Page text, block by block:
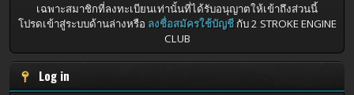
เฉพาะสมาชิกที่ลงทะเบียนเท่านั้นที่ได้รับอนุญาตให้เข้าถึงส่วนนี้
โปรดเข้าสู่ระบบด้านล่างหรือ ลงชื่อสมัครใช้บัญชีกับ 2 STROKE ENGINE
CLUB
Log in